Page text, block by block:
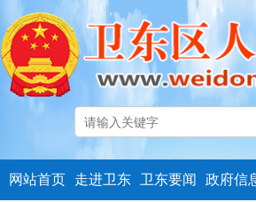
网站首页 走进卫东 卫东要闻 政府信